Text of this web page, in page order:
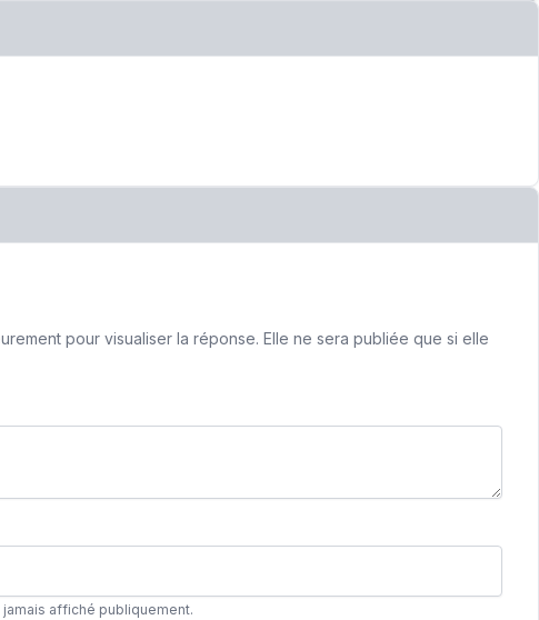
pour visualiser la réponse. Elle ne sera publiée que si elle
affiché publiquement.